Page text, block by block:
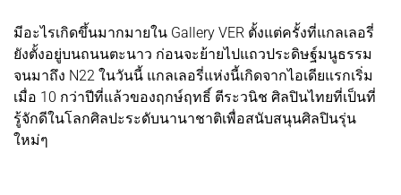
มีอะไรเกิดขึ้นมากมายใน Gallery VER ตั้งแต่ครั้งที่แกลเลอรี่
ยังตั้งอยู่บนถนนตะนาว ก่อนจะย้ายไปแถวประดิษฐ์มนูธรรม
จนมาถึง N22 ในวันนี้ แกลเลอรี่แห่งนี้เกิดจากไอเดียแรกเริ่ม
เมื่อ 10 กว่าปีที่แล้วของฤกษ์ฤทธิ์ ตีระวนิช ศิลปินไทยที่เป็นที่
รู้จักดีในโลกศิลปะระดับนานาชาติเพื่อสนับสนุนศิลปินรุ่น
ใหม่ๆ